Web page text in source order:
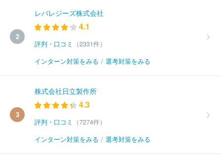
2
レバレジーズ株式会社
4.1
評判・口コミ
（2331件）
インターン対策をみる / 選考対策をみる
3
株式会社日立製作所
4.3
評判・口コミ
（7274件）
インターン対策をみる / 選考対策をみる